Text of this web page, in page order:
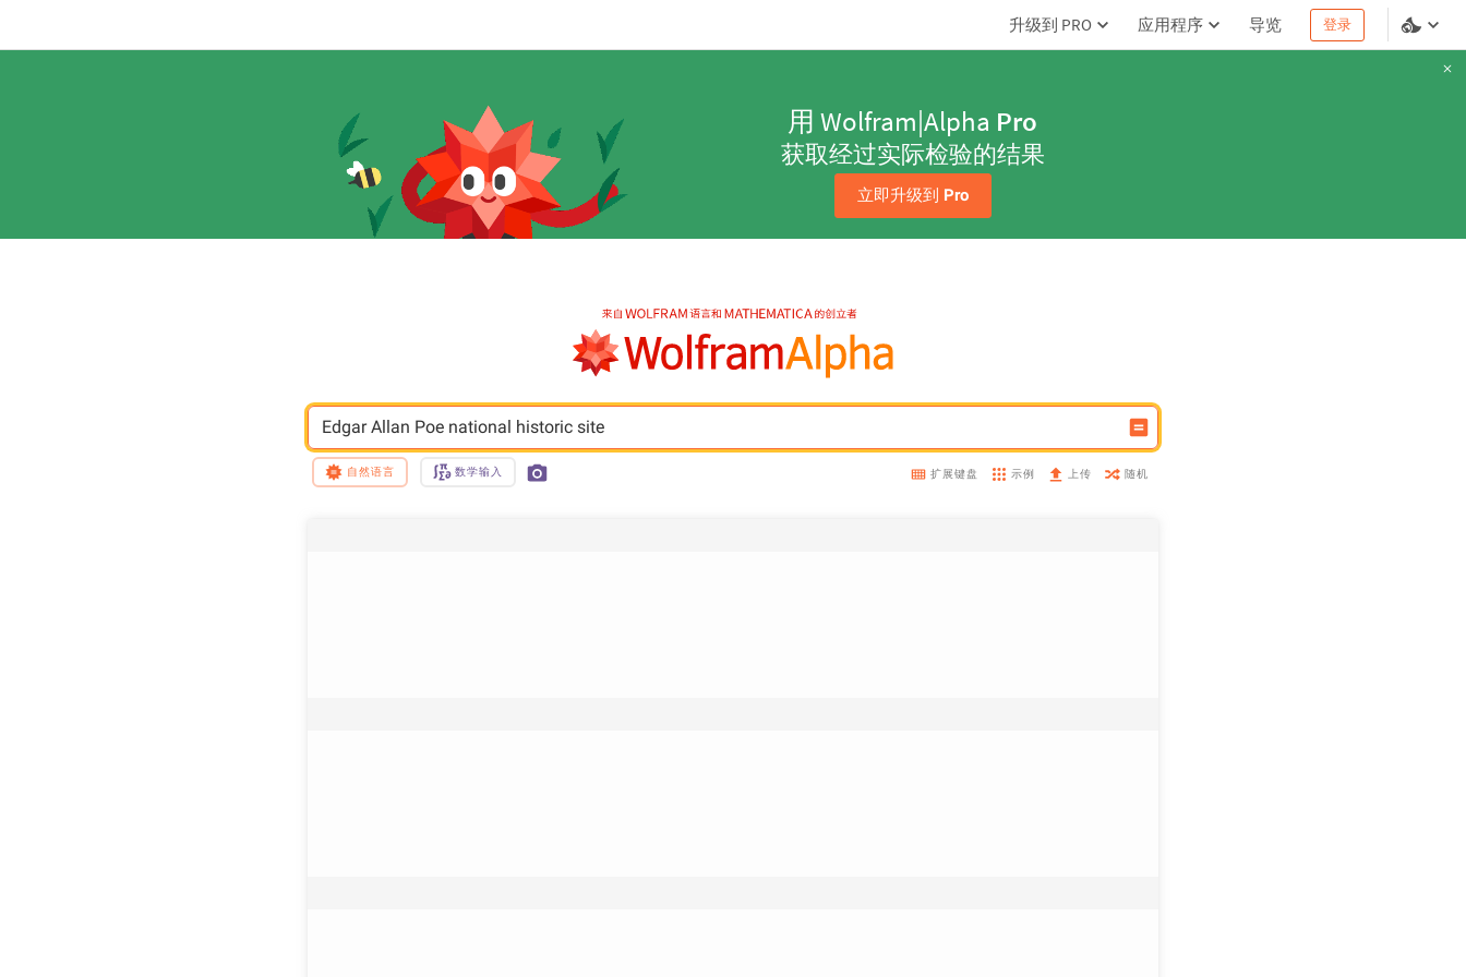
升级到 PRO 应用程序 导览 登录
用 Wolfram|Alpha Pro
获取经过实际检验的结果
立即升级到 Pro
Edgar Allan Poe national historic site
自然语言 数学输入 扩展键盘 示例 上传 随机